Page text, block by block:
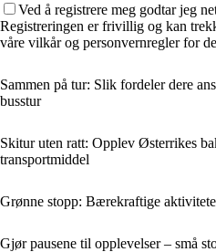
Ved å registrere meg godtar jeg
Registreringen er frivillig og kan
våre vilkår og personvernregler for
Sammen på tur: Slik fordeler dere
busstur
Skitur uten ratt: Opplev Østerrikes
transportmiddel
Grønne stopp: Bærekraftige
Gjør pausene til opplevelser – små